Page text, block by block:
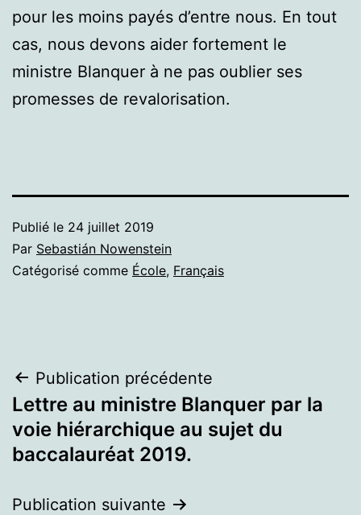
pour les moins payés d’entre nous. En tout
cas, nous devons aider fortement le
ministre Blanquer à ne pas oublier ses
promesses de revalorisation.
Publié le 24 juillet 2019
Par Sebastián Nowenstein
Catégorisé comme École, Français
Navigation
de
l’article
Publication précédente
Lettre au ministre Blanquer par la
voie hiérarchique au sujet du
baccalauréat 2019.
Publication suivante